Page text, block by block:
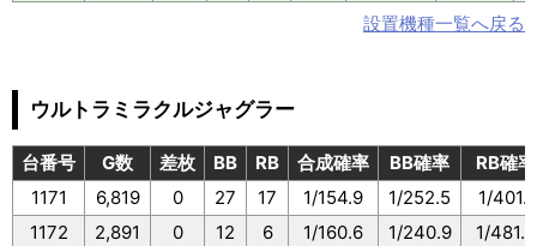
設置機種一覧へ戻る
ウルトラミラクルジャグラー
台番号 G数 差枚 BB RB 合成確率 BB確率
RB確率
1171
6,819 0 27 17 1/154.9 1/252.5
1/401.1
1172
2,891 0 12 6 1/160.6 1/240.9
1/481.8